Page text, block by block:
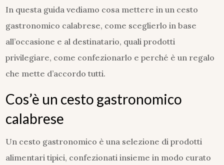
In questa guida vediamo cosa mettere in un cesto
gastronomico calabrese, come sceglierlo in base
all’occasione e al destinatario, quali prodotti
privilegiare, come confezionarlo e perché è un regalo
che mette d’accordo tutti.
Cos’è un cesto gastronomico
calabrese
Un cesto gastronomico è una selezione di prodotti
alimentari tipici, confezionati insieme in modo curato